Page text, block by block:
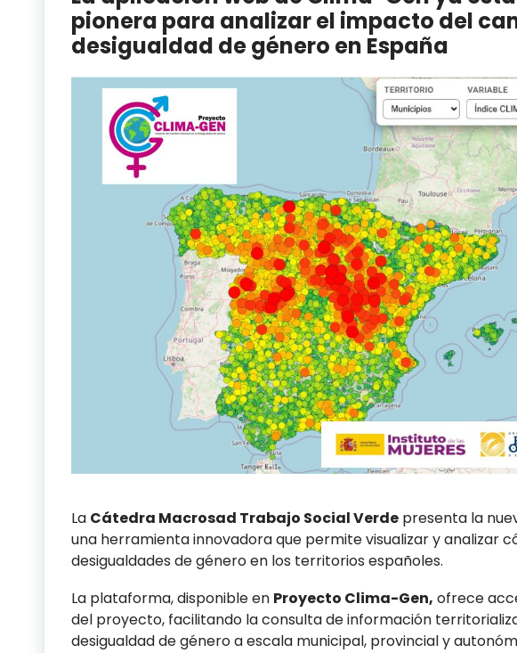
pionera para analizar el impacto del
desigualdad de género en España
La Cátedra Macrosad Trabajo Social Verde presenta la
una herramienta innovadora que permite visualizar y analizar
desigualdades de género en los territorios españoles.
La plataforma, disponible en Proyecto Clima-Gen, ofrece
del proyecto, facilitando la consulta de información
desigualdad de género a escala municipal, provincial y